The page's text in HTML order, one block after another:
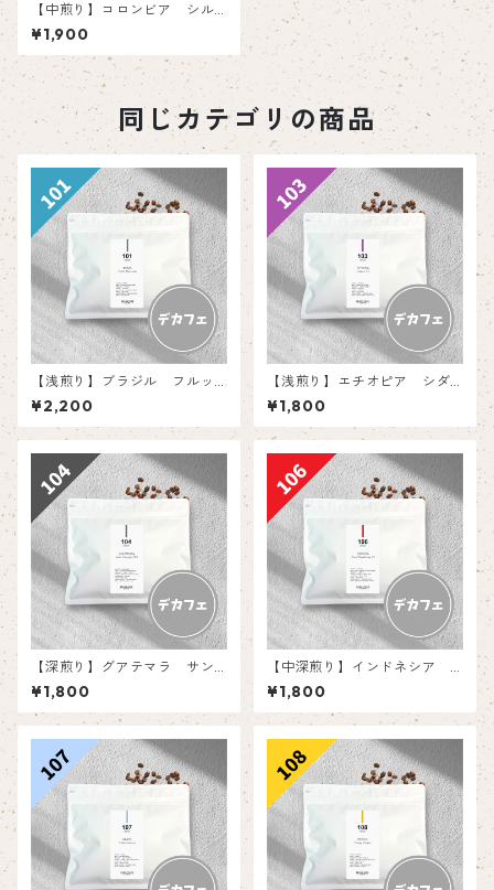
【中煎り】コロンビア シル
キーゴールド 【150g】
¥1,900
同じカテゴリの商品
【浅煎り】ブラジル フルッ
タメルカドン 【150g】
¥2,200
【浅煎り】エチオピア シダ
モG3 【150g】
¥1,800
【深煎り】グアテマラ サン
ト・ドミンゴSHB EP 【150
g】
¥1,800
【中深煎り】インドネシア
アチェ マンデリンG1 【150
g】
¥1,800